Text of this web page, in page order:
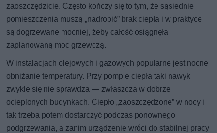
zaoszczędzicie. Często kończy się to tym, że sąsiednie
pomieszczenia muszą „nadrobić” brak ciepła i w praktyce
są dogrzewane mocniej, żeby całość osiągnęła
zaplanowaną moc grzewczą.
W instalacjach olejowych i gazowych popularne jest nocne
obniżanie temperatury. Przy pompie ciepła taki nawyk
zwykle się nie sprawdza — zwłaszcza w dobrze
ocieplonych budynkach. Ciepło „zaoszczędzone” w nocy i
tak trzeba potem dostarczyć podczas ponownego
podgrzewania, a zanim urządzenie wróci do stabilnej pracy